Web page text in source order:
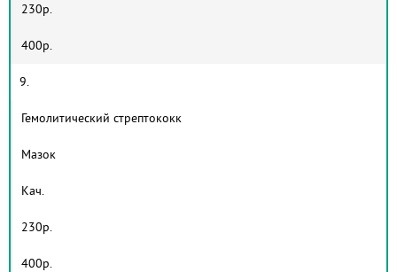
230р.
400р.
9.
Гемолитический стрептококк
Мазок
Кач.
230р.
400р.